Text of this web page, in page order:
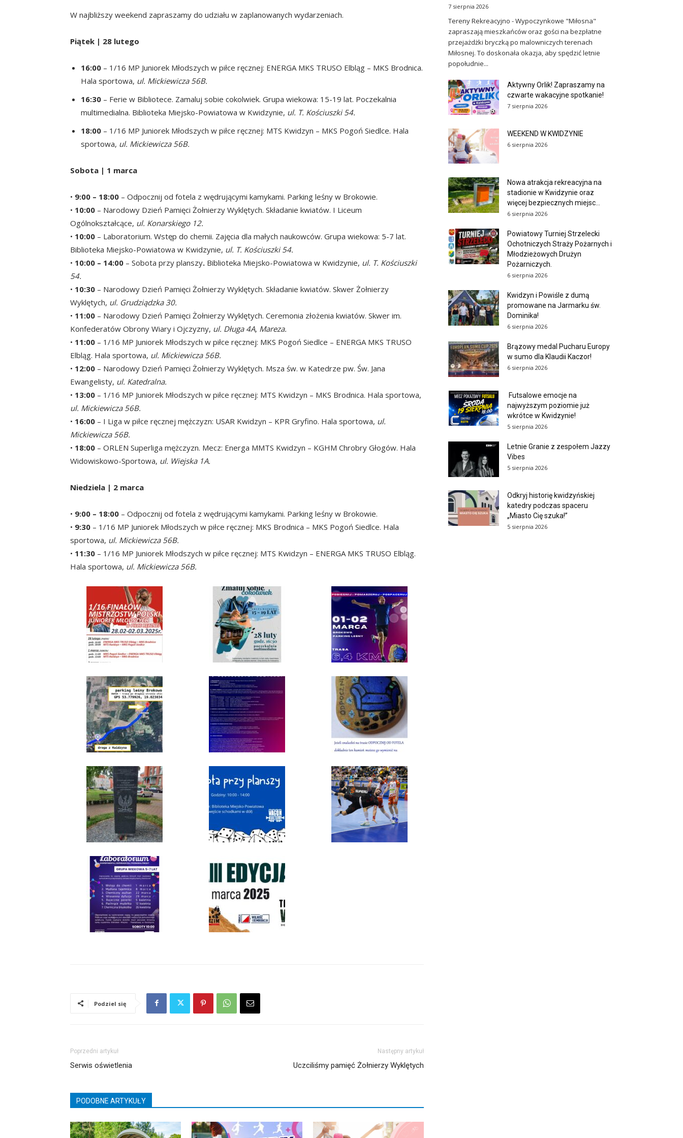
W najbliższy weekend zapraszamy do udziału w zaplanowanych wydarzeniach.
Piątek | 28 lutego
16:00 – 1/16 MP Juniorek Młodszych w piłce ręcznej: ENERGA MKS TRUSO Elbląg – MKS Brodnica.
Hala sportowa, ul. Mickiewicza 56B.
16:30 – Ferie w Bibliotece. Zamaluj sobie cokolwiek. Grupa wiekowa: 15-19 lat. Poczekalnia
multimedialna. Biblioteka Miejsko-Powiatowa w Kwidzynie, ul. T. Kościuszki 54.
18:00 – 1/16 MP Juniorek Młodszych w piłce ręcznej: MTS Kwidzyn – MKS Pogoń Siedlce. Hala
sportowa, ul. Mickiewicza 56B.
Sobota | 1 marca
• 9:00 – 18:00 – Odpocznij od fotela z wędrującymi kamykami. Parking leśny w Brokowie.
• 10:00 – Narodowy Dzień Pamięci Żołnierzy Wyklętych. Składanie kwiatów. I Liceum
Ogólnokształcące, ul. Konarskiego 12.
• 10:00 – Laboratorium. Wstęp do chemii. Zajęcia dla małych naukowców. Grupa wiekowa: 5-7 lat.
Biblioteka Miejsko-Powiatowa w Kwidzynie, ul. T. Kościuszki 54.
• 10:00 – 14:00 – Sobota przy planszy. Biblioteka Miejsko-Powiatowa w Kwidzynie, ul. T. Kościuszki
54.
• 10:30 – Narodowy Dzień Pamięci Żołnierzy Wyklętych. Składanie kwiatów. Skwer Żołnierzy
Wyklętych, ul. Grudziądzka 30.
• 11:00 – Narodowy Dzień Pamięci Żołnierzy Wyklętych. Ceremonia złożenia kwiatów. Skwer im.
Konfederatów Obrony Wiary i Ojczyzny, ul. Długa 4A, Mareza.
• 11:00 – 1/16 MP Juniorek Młodszych w piłce ręcznej: MKS Pogoń Siedlce – ENERGA MKS TRUSO
Elbląg. Hala sportowa, ul. Mickiewicza 56B.
• 12:00 – Narodowy Dzień Pamięci Żołnierzy Wyklętych. Msza św. w Katedrze pw. Św. Jana
Ewangelisty, ul. Katedralna.
• 13:00 – 1/16 MP Juniorek Młodszych w piłce ręcznej: MTS Kwidzyn – MKS Brodnica. Hala sportowa,
ul. Mickiewicza 56B.
• 16:00 – I Liga w piłce ręcznej mężczyzn: USAR Kwidzyn – KPR Gryfino. Hala sportowa, ul.
Mickiewicza 56B.
• 18:00 – ORLEN Superliga mężczyzn. Mecz: Energa MMTS Kwidzyn – KGHM Chrobry Głogów. Hala
Widowiskowo-Sportowa, ul. Wiejska 1A.
Niedziela | 2 marca
• 9:00 – 18:00 – Odpocznij od fotela z wędrującymi kamykami. Parking leśny w Brokowie.
• 9:30 – 1/16 MP Juniorek Młodszych w piłce ręcznej: MKS Brodnica – MKS Pogoń Siedlce. Hala
sportowa, ul. Mickiewicza 56B.
• 11:30 – 1/16 MP Juniorek Młodszych w piłce ręcznej: MTS Kwidzyn – ENERGA MKS TRUSO Elbląg.
Hala sportowa, ul. Mickiewicza 56B.
Podziel się
Poprzedni artykuł
Serwis oświetlenia
Następny artykuł
Uczciliśmy pamięć Żołnierzy Wyklętych
PODOBNE ARTYKUŁY
7 sierpnia 2026
Tereny Rekreacyjno - Wypoczynkowe "Miłosna"
zapraszają mieszkańców oraz gości na bezpłatne
przejażdżki bryczką po malowniczych terenach
Miłosnej. To doskonała okazja, aby spędzić letnie
popołudnie...
Aktywny Orlik! Zapraszamy na
czwarte wakacyjne spotkanie!
7 sierpnia 2026
WEEKEND W KWIDZYNIE
6 sierpnia 2026
Nowa atrakcja rekreacyjna na
stadionie w Kwidzynie oraz
więcej bezpiecznych miejsc...
6 sierpnia 2026
Powiatowy Turniej Strzelecki
Ochotniczych Straży Pożarnych i
Młodzieżowych Drużyn
Pożarniczych.
6 sierpnia 2026
Kwidzyn i Powiśle z dumą
promowane na Jarmarku św.
Dominika!
6 sierpnia 2026
Brązowy medal Pucharu Europy
w sumo dla Klaudii Kaczor!
6 sierpnia 2026
Futsalowe emocje na
najwyższym poziomie już
wkrótce w Kwidzynie!
5 sierpnia 2026
Letnie Granie z zespołem Jazzy
Vibes
5 sierpnia 2026
Odkryj historię kwidzyńskiej
katedry podczas spaceru
„Miasto Cię szuka!”
5 sierpnia 2026